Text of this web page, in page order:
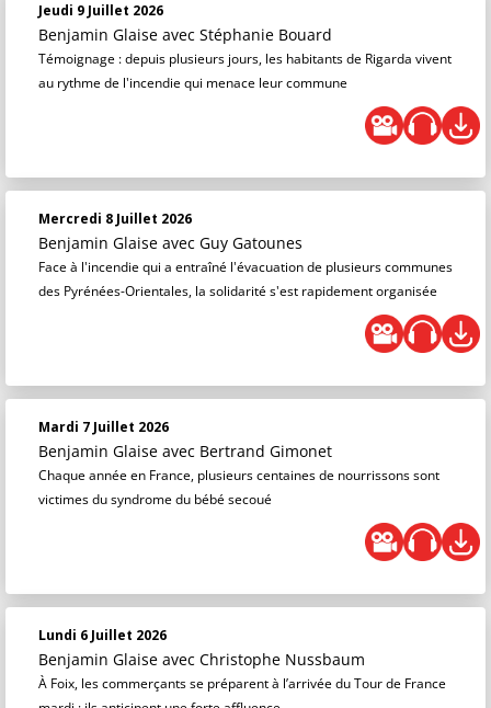
Jeudi 9 Juillet 2026
Benjamin Glaise avec Stéphanie Bouard
Témoignage : depuis plusieurs jours, les habitants de Rigarda vivent
au rythme de l'incendie qui menace leur commune
Mercredi 8 Juillet 2026
Benjamin Glaise avec Guy Gatounes
Face à l'incendie qui a entraîné l'évacuation de plusieurs communes
des Pyrénées-Orientales, la solidarité s'est rapidement organisée
Mardi 7 Juillet 2026
Benjamin Glaise avec Bertrand Gimonet
Chaque année en France, plusieurs centaines de nourrissons sont
victimes du syndrome du bébé secoué
Lundi 6 Juillet 2026
Benjamin Glaise avec Christophe Nussbaum
À Foix, les commerçants se préparent à l’arrivée du Tour de France